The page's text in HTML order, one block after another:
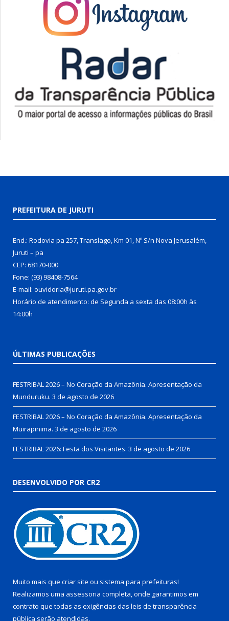
PREFEITURA DE JURUTI
End.: Rodovia pa 257, Translago, Km 01, Nº S/n Nova Jerusalém,
Juruti – pa
CEP: 68170-000
Fone: (93) 98408-7564
E-mail: ouvidoria@juruti.pa.gov.br
Horário de atendimento: de Segunda a sexta das 08:00h às
14:00h
ÚLTIMAS PUBLICAÇÕES
FESTRIBAL 2026 – No Coração da Amazônia. Apresentação da
Munduruku. 3 de agosto de 2026
FESTRIBAL 2026 – No Coração da Amazônia. Apresentação da
Muirapinima. 3 de agosto de 2026
FESTRIBAL 2026: Festa dos Visitantes. 3 de agosto de 2026
DESENVOLVIDO POR CR2
Muito mais que criar site ou sistema para prefeituras!
Realizamos uma assessoria completa, onde garantimos em
contrato que todas as exigências das leis de transparência
pública serão atendidas.